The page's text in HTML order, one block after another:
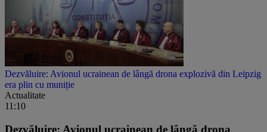
Dezvăluire: Avionul ucrainean de lângă drona explozivă din Leipzig
era plin cu muniție
Actualitate
11:10
Dezvăluire: Avionul ucrainean de lângă drona